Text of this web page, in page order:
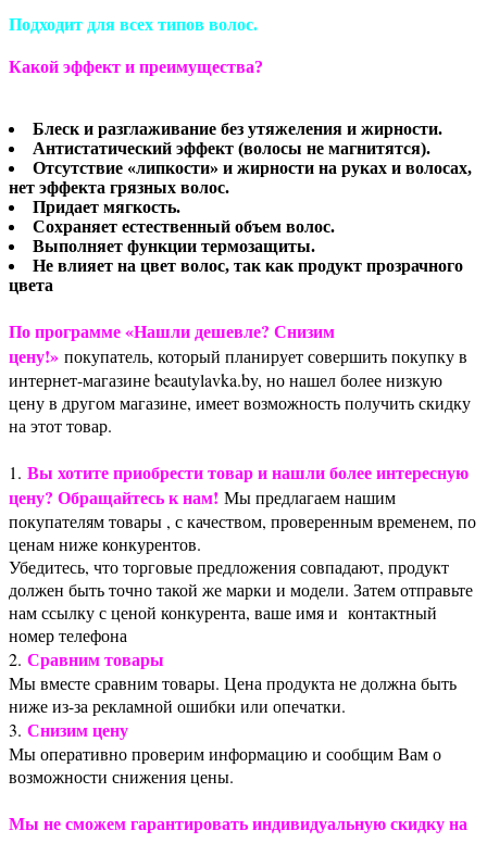
Подходит для всех типов волос.
Какой эффект и преимущества?
Блеск и разглаживание без утяжеления и жирности.
Антистатический эффект (волосы не магнитятся).
Отсутствие «липкости» и жирности на руках и волосах,
нет эффекта грязных волос.
Придает мягкость.
Сохраняет естественный объем волос.
Выполняет функции термозащиты.
Не влияет на цвет волос, так как продукт прозрачного
цвета
По программе «Нашли дешевле? Снизим
цену!» покупатель, который планирует совершить покупку в
интернет-магазине beautylavka.by, но нашел более низкую
цену в другом магазине, имеет возможность получить скидку
на этот товар.
1. Вы хотите приобрести товар и нашли более интересную
цену? Обращайтесь к нам! Мы предлагаем нашим
покупателям товары , с качеством, проверенным временем, по
ценам ниже конкурентов.
Убедитесь, что торговые предложения совпадают, продукт
должен быть точно такой же марки и модели. Затем отправьте
нам ссылку с ценой конкурента, ваше имя и контактный
номер телефона
2. Сравним товары
Мы вместе сравним товары. Цена продукта не должна быть
ниже из-за рекламной ошибки или опечатки.
3. Снизим цену
Мы оперативно проверим информацию и сообщим Вам о
возможности снижения цены.
Мы не сможем гарантировать индивидуальную скидку на